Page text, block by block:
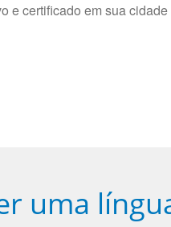
e certificado em sua
uma